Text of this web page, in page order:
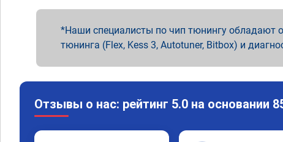
Наши специалисты по чип тюнингу обладают
тюнинга (Flex, Kess 3, Autotuner, Bitbox) и
Отзывы о нас: рейтинг 5.0 на основании